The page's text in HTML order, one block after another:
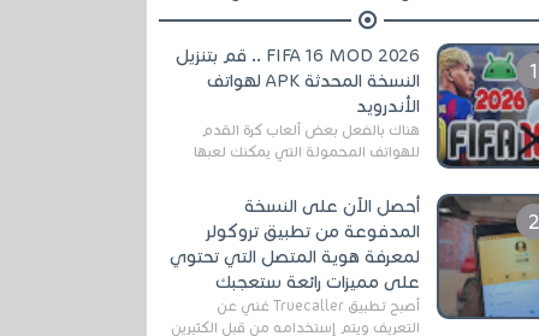
FIFA 16 MOD 2026 .. قم بتنزيل
النسخة المحدثة APK لهواتف
الأندرويد
هناك بالفعل بعض ألعاب كرة القدم
للهواتف المحمولة التي يمكنك لعبها
مثل EA Sports ...
أحصل الآن على النسخة
المدفوعة من تطبيق تروكولر
لمعرفة هوية المتصل التي تحتوي
على مميزات رائعة ستعجبك
أصبح تطبيق Truecaller غني عن
التعريف ويتم إستخدامه من قبل الكثيرين